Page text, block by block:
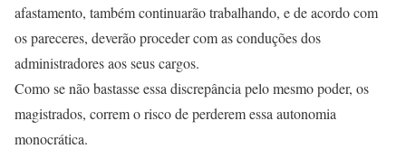
afastamento, também continuarão trabalhando, e de acordo com
os pareceres, deverão proceder com as conduções dos
administradores aos seus cargos.
Como se não bastasse essa discrepância pelo mesmo poder, os
magistrados, correm o risco de perderem essa autonomia
monocrática.